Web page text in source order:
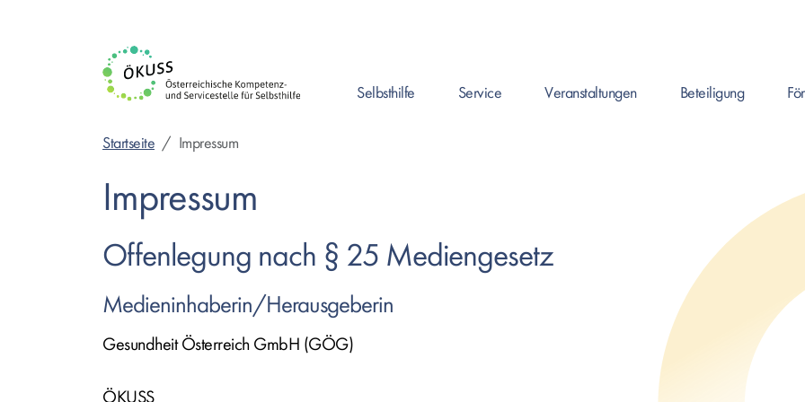
Selbsthilfe
Service
Veranstaltungen
Beteiligung
Startseite
Impressum
Impressum
Offenlegung nach § 25 Mediengesetz
Medieninhaberin/Herausgeberin
Gesundheit Österreich GmbH (GÖG)
ÖKUSS